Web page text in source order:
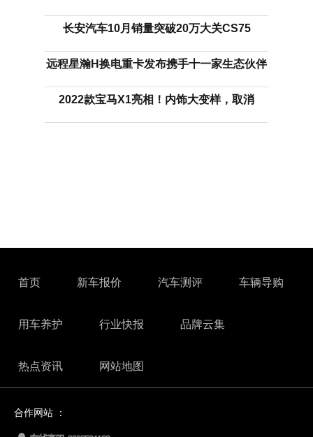
长安汽车10月销量突破20万大关CS75
远程星瀚H换电重卡发布携手十一家生态伙伴
2022款宝马X1亮相！内饰大变样，取消
首页 新车报价 汽车测评 车辆导购
用车养护 行业快报 品牌云集
热点资讯 网站地图
合作网站 ：